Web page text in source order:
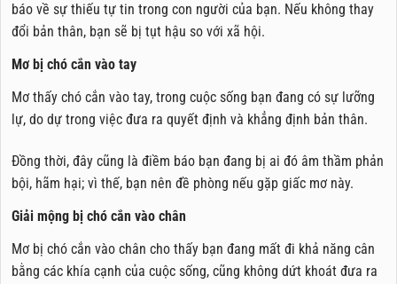
báo về sự thiếu tự tin trong con người của bạn. Nếu không thay
đổi bản thân, bạn sẽ bị tụt hậu so với xã hội.
Mơ bị chó cắn vào tay
Mơ thấy chó cắn vào tay, trong cuộc sống bạn đang có sự lưỡng
lự, do dự trong việc đưa ra quyết định và khẳng định bản thân.
Đồng thời, đây cũng là điềm báo bạn đang bị ai đó âm thầm phản
bội, hãm hại; vì thế, bạn nên đề phòng nếu gặp giấc mơ này.
Giải mộng bị chó cắn vào chân
Mơ bị chó cắn vào chân cho thấy bạn đang mất đi khả năng cân
bằng các khía cạnh của cuộc sống, cũng không dứt khoát đưa ra